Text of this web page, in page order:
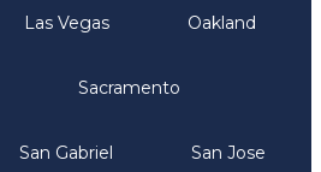
Las Vegas Oakland
Sacramento
San Gabriel San Jose